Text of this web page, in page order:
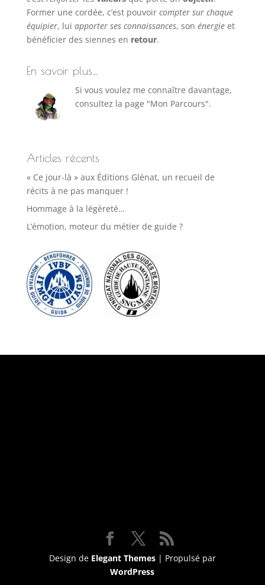
Former une cordée, c’est pouvoircompter sur chaque
équipier, lui apporter ses connaissances, son énergieet
bénéficier des siennes en retour.
En savoir plus…
Si vous voulez me connaître davantage,
consultez la page "Mon Parcours".
Articles récents
« Ce jour-là » aux Éditions Glénat, un recueil de
récits à ne pas manquer !
Hommage à la légèreté…
L’émotion, moteur du métier de guide ?
Design de Elegant Themes| Propulsé par
WordPress